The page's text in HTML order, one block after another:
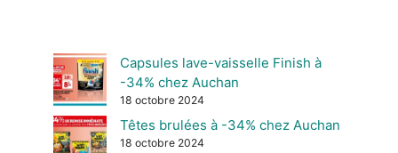
Capsules lave-vaisselle Finish à
-34% chez Auchan
18 octobre 2024
Têtes brulées à -34% chez Auchan
18 octobre 2024